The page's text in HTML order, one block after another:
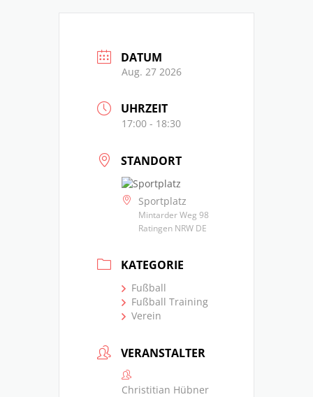
DATUM
Aug. 27 2026
UHRZEIT
17:00 - 18:30
STANDORT
Sportplatz
Mintarder Weg 98
Ratingen NRW DE
KATEGORIE
Fußball
Fußball Training
Verein
VERANSTALTER
Christitian Hübner